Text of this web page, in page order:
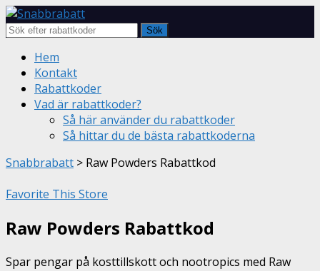
Sök
Skip
content
Hem
Kontakt
Rabattkoder
Vad är rabattkoder?
Så här använder du rabattkoder
Så hittar du de bästa rabattkoderna
Snabbrabatt > Raw Powders Rabattkod
Favorite This Store
Raw Powders Rabattkod
Spar pengar på kosttillskott och nootropics med Raw